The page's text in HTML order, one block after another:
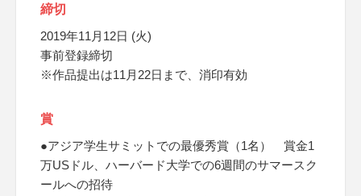
締切
2019年11月12日 (火)
事前登録締切
※作品提出は11月22日まで、消印有効
賞
●アジア学生サミットでの最優秀賞（1名） 賞金1
万USドル、ハーバード大学での6週間のサマースク
ールへの招待